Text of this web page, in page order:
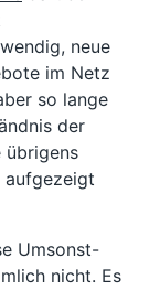
neue
im Netz
so lange
der
übrigens
aufgezeigt
Umsonst-
nicht. Es